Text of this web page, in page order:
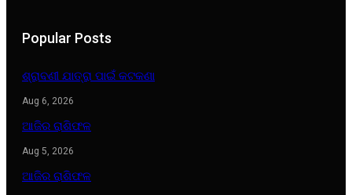
Popular Posts
ଶ୍ରାବଣୀ ଯାତ୍ରା ପାଇଁ କଟକଣା
Aug 6, 2026
ଆଜିର ରାଶିଫଳ
Aug 5, 2026
ଆଜିର ରାଶିଫଳ